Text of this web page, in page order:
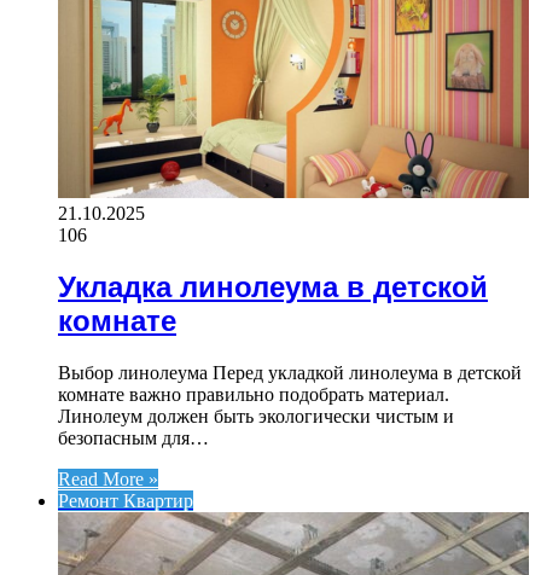
21.10.2025
106
Укладка линолеума в детской
комнате
Выбор линолеума Перед укладкой линолеума в детской
комнате важно правильно подобрать материал.
Линолеум должен быть экологически чистым и
безопасным для…
Read More »
Ремонт Квартир